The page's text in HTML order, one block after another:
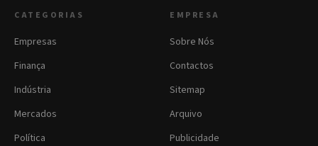
CATEGORIAS
Empresas
Finança
Indústria
Mercados
Política
EMPRESA
Sobre Nós
Contactos
Sitemap
Arquivo
Publicidade